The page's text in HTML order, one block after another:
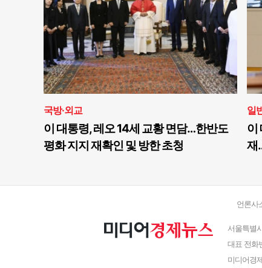
국방·외교
이 대통령, 레오 14세 교황 면담…한반도
평화 지지 재확인 및 방한 초청
일
이
재
언론사
서울특별
대표 전화
미디어경